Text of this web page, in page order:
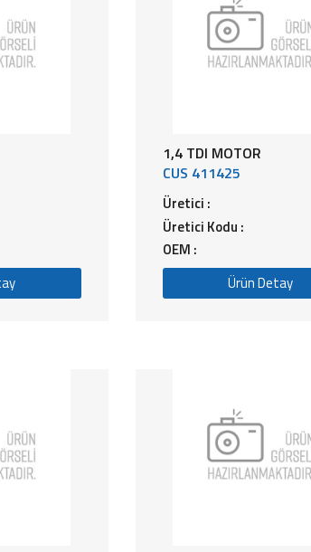
1,4 TDI MOTOR
CUS 411425
Üretici :
Üretici Kodu :
OEM :
Ürün Detay